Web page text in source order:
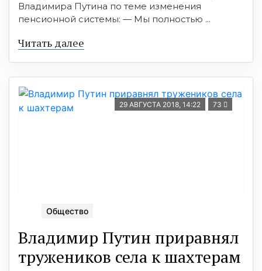
Владимира Путина по теме изменения
пенсионной системы: — Мы полностью ...
Читать далее
29 АВГУСТА 2018, 14:22 73
Общество
Владимир Путин приравнял
тружеников села к шахтерам